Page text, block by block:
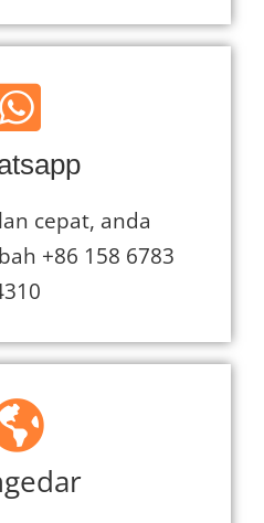
cepat, anda
+86 158 6783